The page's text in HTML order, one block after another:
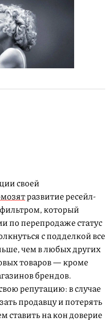
своей
развитие ресейл-
который
по перепродаже статус
с подделкой все
чем в любых других
товаров — кроме
брендов.
репутацию: в случае
продавцу и потерять
ставить на кон доверие